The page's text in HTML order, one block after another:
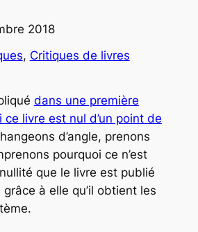
2018
, Critiques de livres
dans une première
livre est nul d’un point de
d’angle, prenons
pourquoi ce n’est
que le livre est publié
grâce à elle qu’il obtient les